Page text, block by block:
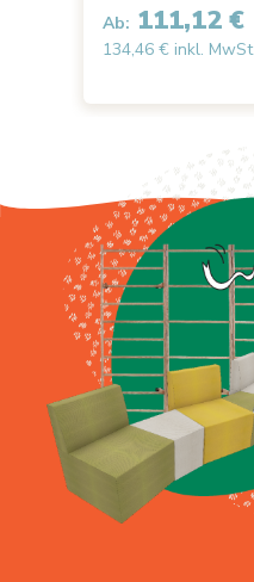
Ab: 111,12 €
134,46 € inkl. MwSt